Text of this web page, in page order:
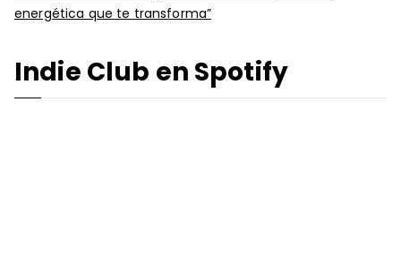
energética que te transforma”
Indie Club en Spotify